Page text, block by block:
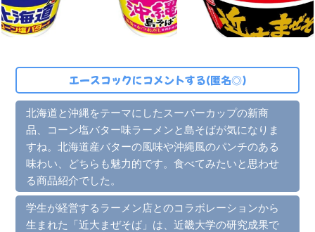
エースコックにコメントする(匿名◎)
北海道と沖縄をテーマにしたスーパーカップの新商
品、コーン塩バター味ラーメンと島そばが気になりま
すね。北海道産バターの風味や沖縄風のパンチのある
味わい、どちらも魅力的です。食べてみたいと思わせ
る商品紹介でした。
学生が経営するラーメン店とのコラボレーションから
生まれた「近大まぜそば」は、近畿大学の研究成果で